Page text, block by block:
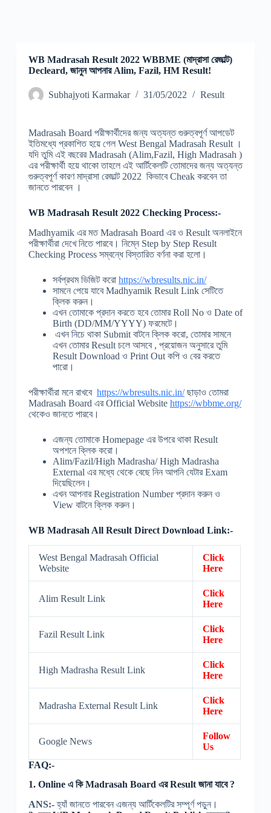
WB Madrasah Result 2022 WBBME (মাদ্রাসা রেজাল্ট)
Decleard, জানুন আপনার Alim, Fazil, HM Result!
Subhajyoti Karmakar 31/05/2022 Result
Madrasah Board পরীক্ষার্থীদের জন্য অত্যন্ত গুরুত্বপূর্ণ আপডেট
ইতিমধ্যে প্রকাশিত হয়ে গেল West Bengal Madrasah Result ।
যদি তুমি এই বছরের Madrasah (Alim,Fazil, High Madrasah )
এর পরীক্ষার্থী হয়ে থাকো তাহলে এই আর্টিকেলটি তোমাদের জন্য অত্যন্ত
গুরুত্বপূর্ণ কারণ মাদ্রাসা রেজাল্ট 2022 কিভাবে Cheak করবেন তা
জানতে পারবেন ।
WB Madrasah Result 2022 Checking Process:-
Madhyamik এর মত Madrasah Board এর ও Result অনলাইনে
পরীক্ষার্থীরা দেখে নিতে পারবে। নিম্নে Step by Step Result
Checking Process সম্বন্ধে বিস্তারিত বর্ণনা করা হলো।
সর্বপ্রথম ভিজিট করো https://wbresults.nic.in/
সামনে পেয়ে যাবে Madhyamik Result Link সেটিতে
ক্লিক করুন।
এখন তোমাকে প্রদান করতে হবে তোমার Roll No ও Date of
Birth (DD/MM/YYYY) ফরমেটে।
এখন নিচে থাকা Submit বাটনে ক্লিক করো, তোমার সামনে
এখন তোমার Result চলে আসবে , প্রয়োজন অনুসারে তুমি
Result Download ও Print Out কপি ও বের করতে
পারো।
পরীক্ষার্থীরা মনে রাখবে https://wbresults.nic.in/ছাড়াও তোমরা
Madrasah Board এর Official Website https://wbbme.org/
থেকেও জানতে পারবে।
এজন্য তোমাকে Homepage এর উপরে থাকা Result
অপশনে ক্লিক করো।
Alim/Fazil/High Madrasha/ High Madrasha
External এর মধ্যে থেকে বেছে নিন আপনি যেটার Exam
দিয়েছিলেন।
এখন আপনার Registration Number প্রদান করুন ও
View বাটনে ক্লিক করুন।
WB Madrasah All Result Direct Download Link:-
West Bengal Madrasah Official
Website
Click
Here
Alim Result Link
Click
Here
Fazil Result Link
Click
Here
High Madrasha Result Link
Click
Here
Madrasha External Result Link
Click
Here
Google News
Follow
Us
FAQ:-
1. Online এ কি Madrasah Board এর Result জানা যাবে ?
ANS:-হ্যাঁ জানতে পারবেন এজন্য আর্টিকেলটির সম্পূর্ণ পড়ুন।